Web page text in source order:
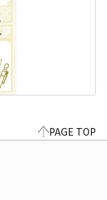
PAGE TOP